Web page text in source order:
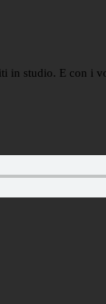
in studio. E con i